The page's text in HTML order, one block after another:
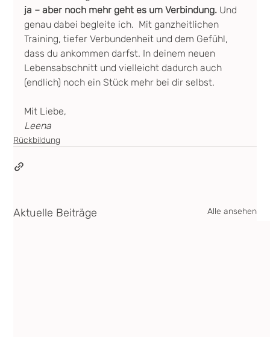
ja – aber noch mehr geht es um Verbindung. Und
genau dabei begleite ich.  Mit ganzheitlichen
Training, tiefer Verbundenheit und dem Gefühl,
dass du ankommen darfst. In deinem neuen
Lebensabschnitt und vielleicht dadurch auch
(endlich) noch ein Stück mehr bei dir selbst.
Mit Liebe,
Leena
Rückbildung
Aktuelle Beiträge Alle ansehen